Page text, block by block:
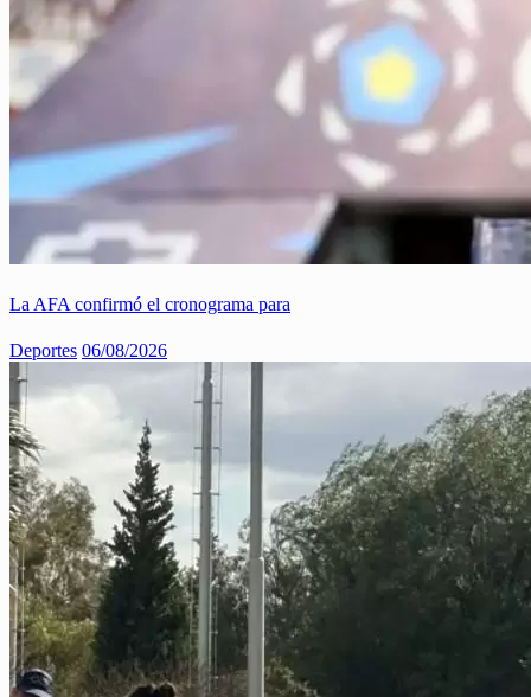
La AFA confirmó el cronograma para
Deportes 06/08/2026